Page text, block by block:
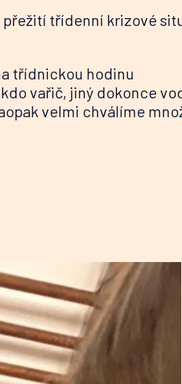
přežití třídenní krizové
třídnickou hodinu
vařič, jiný dokonce
velmi chválíme